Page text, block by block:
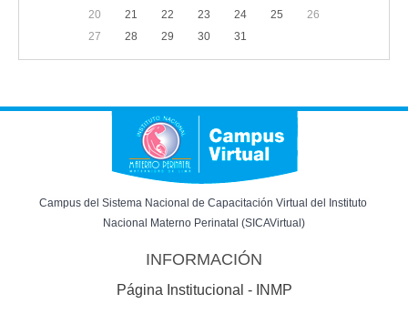
20
21 22 23 24 25
26
27
28 29 30 31
Campus del Sistema Nacional de Capacitación Virtual del Instituto
Nacional Materno Perinatal (SICAVirtual)
INFORMACIÓN
Página Institucional - INMP